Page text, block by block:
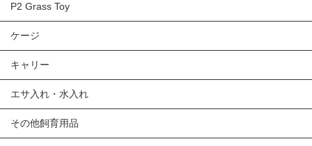
P2 Grass Toy
ケージ
キャリー
エサ入れ・水入れ
その他飼育用品